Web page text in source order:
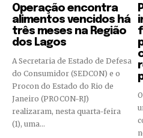
Operação encontra
alimentos vencidos há
três meses na Região
dos Lagos
A Secretaria de Estado de Defesa
do Consumidor (SEDCON) e o
Procon do Estado do Rio de
Janeiro (PROCON-RJ)
realizaram, nesta quarta-feira
(1), uma...